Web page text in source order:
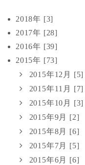
2018年 [3]
2017年 [28]
2016年 [39]
2015年 [73]
2015年12月 [5]
2015年11月 [7]
2015年10月 [3]
2015年9月 [2]
2015年8月 [6]
2015年7月 [5]
2015年6月 [6]